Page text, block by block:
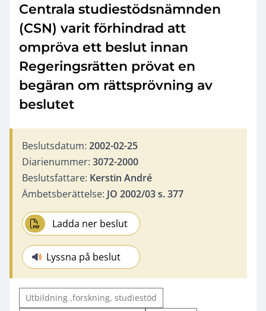
Centrala studiestödsnämnden
(CSN) varit förhindrad att
ompröva ett beslut innan
Regeringsrätten prövat en
begäran om rättsprövning av
beslutet
Beslutsdatum: 2002-02-25
Diarienummer: 3072-2000
Beslutsfattare: Kerstin André
Ämbetsberättelse: JO 2002/03 s. 377
Ladda ner beslut
Lyssna på beslut
Utbildning ,forskning, studiestöd